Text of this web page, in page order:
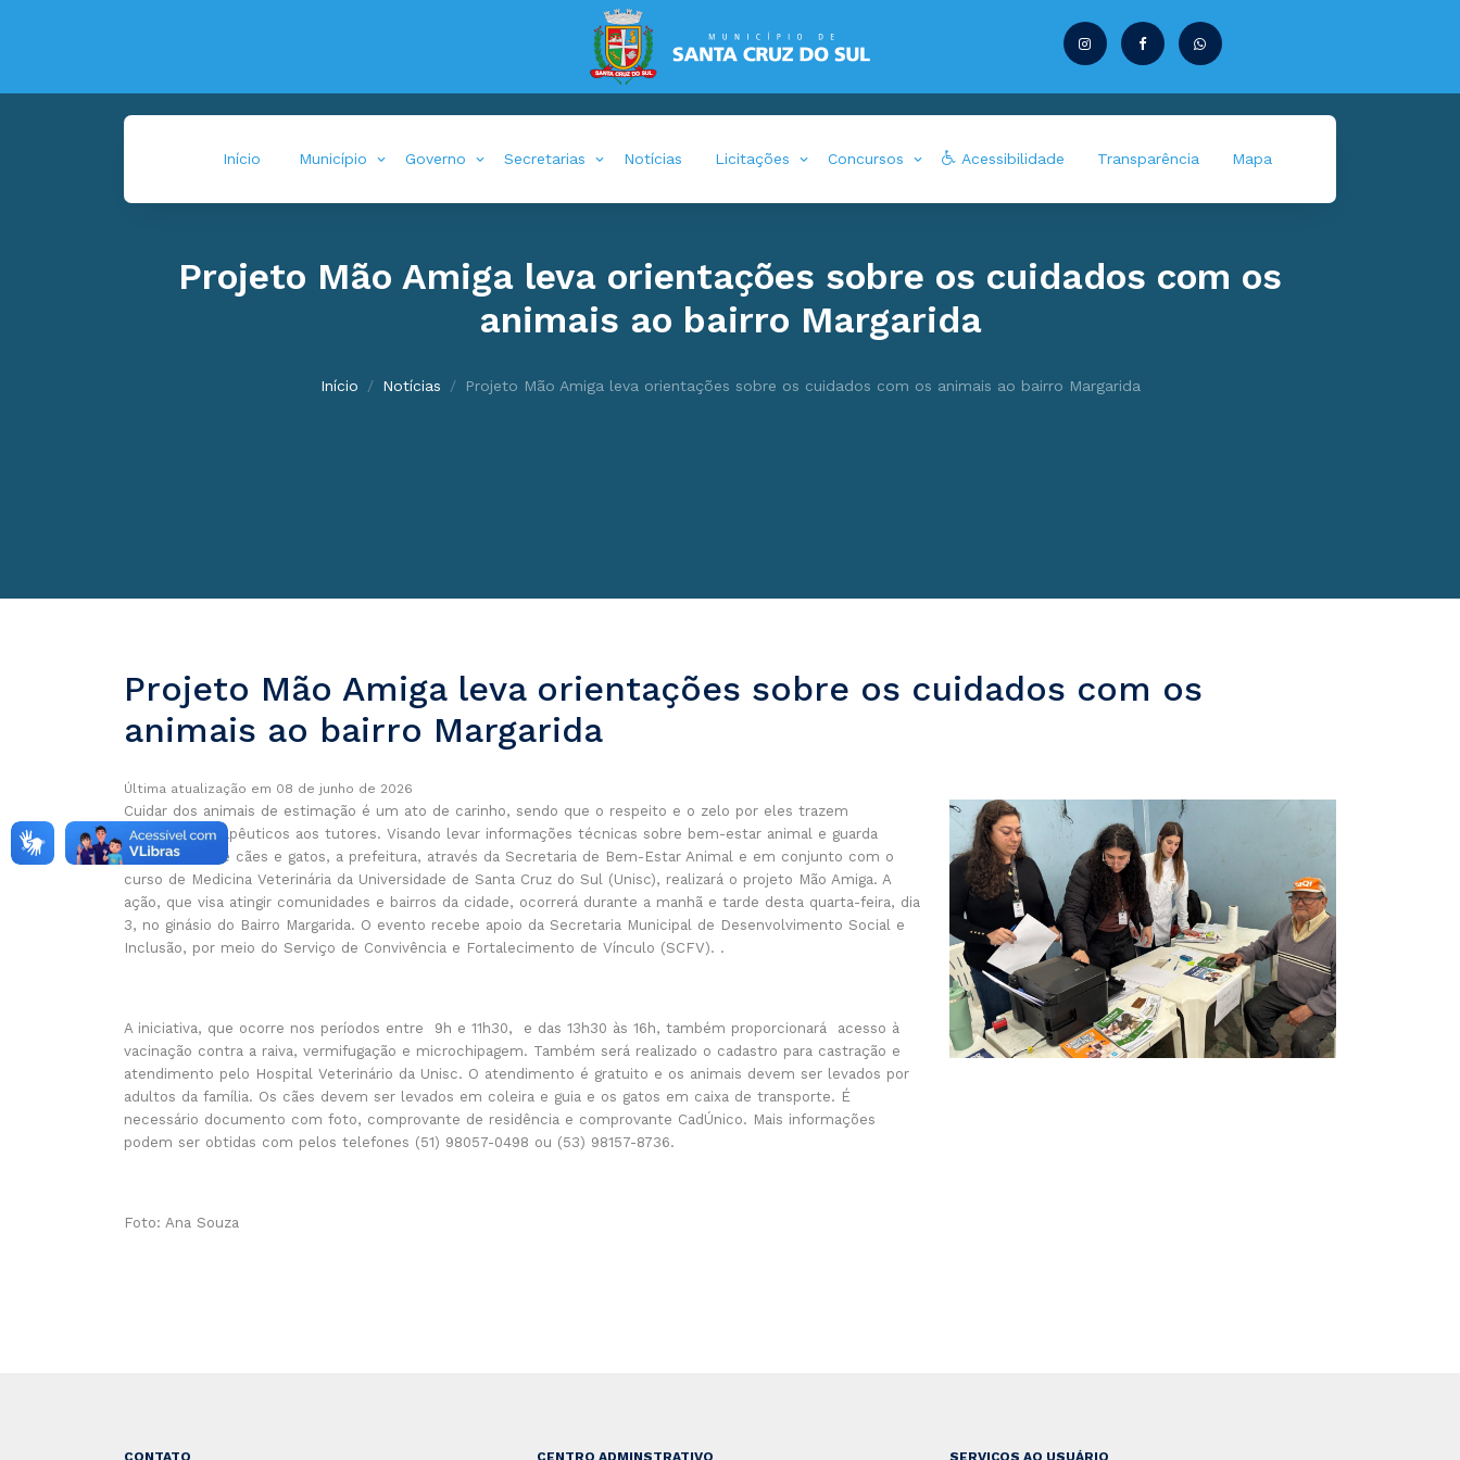
Início Município Governo Secretarias Notícias Licitações Concursos Acessibilidade Transparência Mapa
Projeto Mão Amiga leva orientações sobre os cuidados com os
animais ao bairro Margarida
Início Notícias Projeto Mão Amiga leva orientações sobre os cuidados com os animais ao bairro Margarida
Projeto Mão Amiga leva orientações sobre os cuidados com os
animais ao bairro Margarida
Última atualização em 08 de junho de 2026
Cuidar dos animais de estimação é um ato de carinho, sendo que o respeito e o zelo por eles trazem
benefícios terapêuticos aos tutores. Visando levar informações técnicas sobre bem-estar animal e guarda
responsável de cães e gatos, a prefeitura, através da Secretaria de Bem-Estar Animal e em conjunto com o
curso de Medicina Veterinária da Universidade de Santa Cruz do Sul (Unisc), realizará o projeto Mão Amiga. A
ação, que visa atingir comunidades e bairros da cidade, ocorrerá durante a manhã e tarde desta quarta-feira, dia
3, no ginásio do Bairro Margarida. O evento recebe apoio da Secretaria Municipal de Desenvolvimento Social e
Inclusão, por meio do Serviço de Convivência e Fortalecimento de Vínculo (SCFV). .
A iniciativa, que ocorre nos períodos entre 9h e 11h30, e das 13h30 às 16h, também proporcionará acesso à
vacinação contra a raiva, vermifugação e microchipagem. Também será realizado o cadastro para castração e
atendimento pelo Hospital Veterinário da Unisc. O atendimento é gratuito e os animais devem ser levados por
adultos da família. Os cães devem ser levados em coleira e guia e os gatos em caixa de transporte. É
necessário documento com foto, comprovante de residência e comprovante CadÚnico. Mais informações
podem ser obtidas com pelos telefones (51) 98057-0498 ou (53) 98157-8736.
Foto: Ana Souza